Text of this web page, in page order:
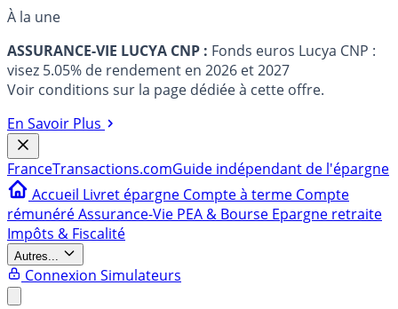
À la une
ASSURANCE-VIE LUCYA CNP : Fonds euros Lucya CNP :
visez 5.05% de rendement en 2026 et 2027
Voir conditions sur la page dédiée à cette offre.
En Savoir Plus
FranceTransactions.comGuide indépendant de l'épargne
Accueil Livret épargne Compte à terme Compte
rémunéréAssurance-Vie PEA & Bourse Epargne retraite
Impôts & Fiscalité
Autres...
Connexion Simulateurs